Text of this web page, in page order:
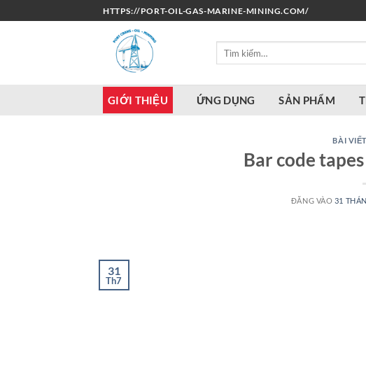
qua
HTTPS://PORT-OIL-GAS-MARINE-MINING.COM/
GIỚI THIỆU ỨNG DỤNG SẢN PHẨM
BÀI
Bar code
ĐĂNG VÀO 31
31
Th7